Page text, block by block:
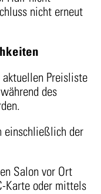
nicht erneut
Preisliste
des
einschließlich der
Salon vor Ort
Karte oder mittels